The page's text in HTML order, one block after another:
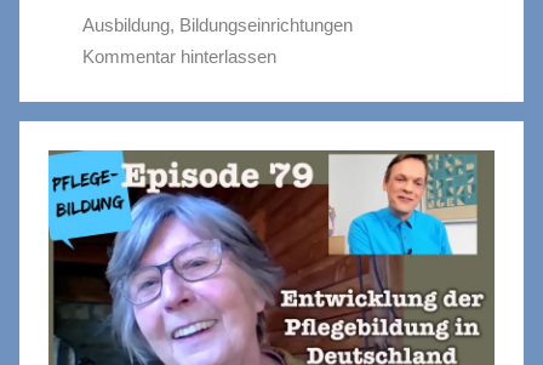
Ausbildung, Bildungseinrichtungen
Kommentar hinterlassen